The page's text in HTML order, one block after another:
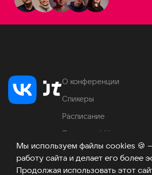
Мы используем файлы cookies 🍪
работу сайта и делает его более
Продолжая использовать этот
О конференции
Спикеры
Расписание
Продукты VK
Место проведения
Часто задаваемые